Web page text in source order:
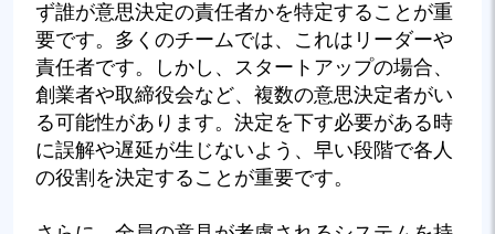
ず誰が意思決定の責任者かを特定することが重
要です。多くのチームでは、これはリーダーや
責任者です。しかし、スタートアップの場合、
創業者や取締役会など、複数の意思決定者がい
る可能性があります。決定を下す必要がある時
に誤解や遅延が生じないよう、早い段階で各人
の役割を決定することが重要です。